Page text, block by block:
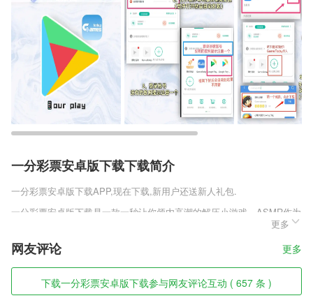
一分彩票安卓版下载下载简介
一分彩票安卓版下载APP,现在下载,新用户还送新人礼包.
一分彩票安卓版下载是一款一秒让你颅内高潮的解压小游戏，ASMR作为
最近火爆的一种解压方式被应用在各大平台，如今有一款ASMR手游横空
出世，让玩家们拿出手机带上耳机，就能够感受到颅内感知直觉的刺激，
那种一言难尽绵延不绝的畅爽感受一定是你之前没体验过得。
一分彩票安卓版下载软件特色
1,走着旅行， 带你体验当地的美！
更多
网友评论 更多
下载一分彩票安卓版下载参与网友评论互动 ( 657 条 )